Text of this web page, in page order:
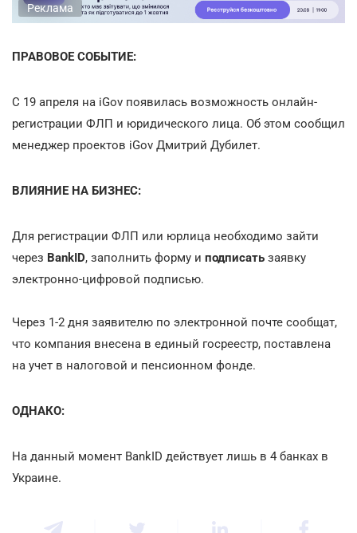
Реклама
ПРАВОВОЕ СОБЫТИЕ:
С 19 апреля на iGov появилась возможность онлайн-
регистрации ФЛП и юридического лица. Об этом сообщил
менеджер проектов iGov Дмитрий Дубилет.
ВЛИЯНИЕ НА БИЗНЕС:
Для регистрации ФЛП или юрлица необходимо зайти
через BankID, заполнить форму и подписать заявку
электронно-цифровой подписью.
Через 1-2 дня заявителю по электронной почте сообщат,
что компания внесена в единый госреестр, поставлена
на учет в налоговой и пенсионном фонде.
ОДНАКО:
На данный момент BankID действует лишь в 4 банках в
Украине.